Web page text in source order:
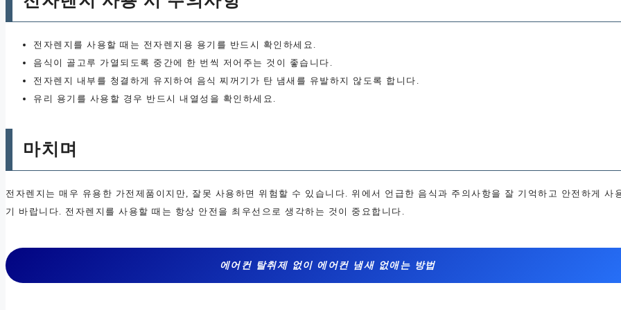
전자렌지를 사용할 때는 전자렌지용 용기를 반드시 확인하세요.
음식이 골고루 가열되도록 중간에 한 번씩 저어주는 것이 좋습니다.
전자렌지 내부를 청결하게 유지하여 음식 찌꺼기가 탄 냄새를 유발하지 않도록 합니다.
유리 용기를 사용할 경우 반드시 내열성을 확인하세요.
마치며
전자렌지는 매우 유용한 가전제품이지만, 잘못 사용하면 위험할 수 있습니다. 위에서 언급한 음식과 주의사항을 잘 기억하고 안전하게 사
기 바랍니다. 전자렌지를 사용할 때는 항상 안전을 최우선으로 생각하는 것이 중요합니다.
에어컨 탈취제 없이 에어컨 냄새 없애는 방법